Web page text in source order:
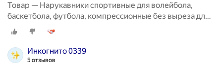
Товар — Нарукавники спортивные для волейбола,
баскетбола, футбола, компрессионные без выреза для
пальцев, 2 пары черные + белые
Инкогнито 0339
5 отзывов